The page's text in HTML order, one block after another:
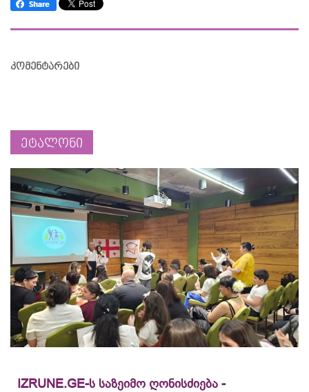
კომენტარები
ეტალონი
IZRUNE.GE-ს საზეიმო ღონისძიება -